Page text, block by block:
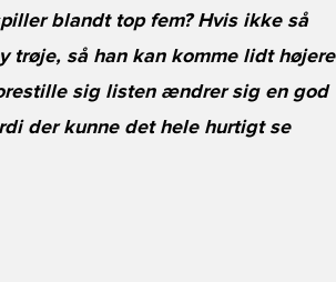
blandt top fem? Hvis ikke så
trøje, så han kan komme lidt højere
sig listen ændrer sig en god
der kunne det hele hurtigt se